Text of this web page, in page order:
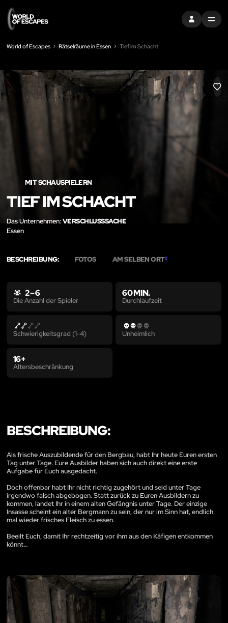
EINTRAGEN
MENU
World of Escapes Rätselräume in Essen Tief im Schacht
LIKE
MIT SCHAUSPIELERN
TIEF IM SCHACHT
Das Unternehmen:VERSCHLUSSSACHE
Essen
BESCHREIBUNG: FOTOS AM SELBEN ORT2
2 – 6
Die Anzahl der Spieler
60 MIN.
Durchlaufzeit
Schwierigkeitsgrad (1-4) Unheimlich
16+
Altersbeschränkung
BESCHREIBUNG:
Als frische Auszubildende für den Bergbau, habt Ihr heute Euren ersten
Tag unter Tage. Eure Ausbilder haben sich auch direkt eine erste
Aufgabe für Euch ausgedacht.
Doch offenbar habt Ihr nicht richtig zugehört und seid unter Tage
irgendwo falsch abgebogen. Statt zurück zu Euren Ausbildern zu
kommen, landet Ihr in einem alten Gefängnis unter Tage. Der einzige
Insasse scheint ein alter Bergmann zu sein, der nur im Sinn hat, endlich
mal wieder frisches Fleisch zu essen.
Beeilt Euch, damit Ihr rechtzeitig vor ihm aus den Käfigen entkommen
könnt…